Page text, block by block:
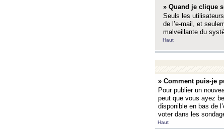
» Quand je clique
Seuls les
de l’e-mail, et
malveillante du
Haut
» Comment puis-je
Pour publier un
peut que vous ayez
disponible en bas de
voter dans les
Haut